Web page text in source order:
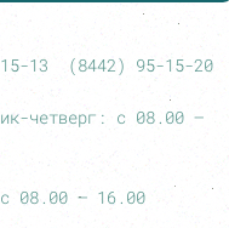
13 (8442) 95-15-20
четверг: с 08.00 –
08.00 – 16.00